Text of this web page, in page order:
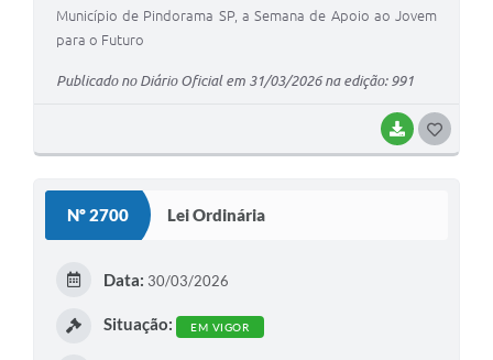
BAIXAR
Município de Pindorama SP, a Semana de Apoio ao Jovem
para o Futuro
Publicado no Diário Oficial em 31/03/2026 na edição: 991
Nº 2700 Lei Ordinária
Data: 30/03/2026
Situação: EM VIGOR